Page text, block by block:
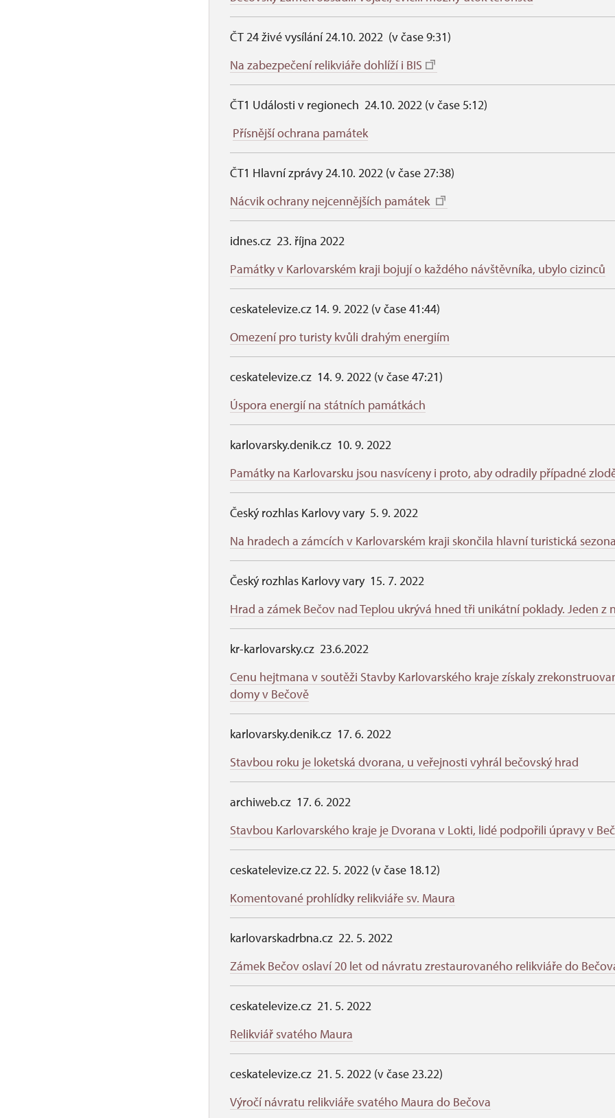
ČT 24 živé vysílání 24.10. 2022 (v čase 9:31)
Na zabezpečení relikviáře dohlíží i BIS
ČT1 Události v regionech 24.10. 2022 (v čase 5:12)
Přísnější ochrana památek
ČT1 Hlavní zprávy 24.10. 2022 (v čase 27:38)
Nácvik ochrany nejcennějších památek
idnes.cz 23. října 2022
Památky v Karlovarském kraji bojují o každého návštěvníka, ubylo cizinců
ceskatelevize.cz 14. 9. 2022 (v čase 41:44)
Omezení pro turisty kvůli drahým energiím
ceskatelevize.cz 14. 9. 2022 (v čase 47:21)
Úspora energií na státních památkách
karlovarsky.denik.cz 10. 9. 2022
Památky na Karlovarsku jsou nasvíceny i proto, aby odradily případné
Český rozhlas Karlovy vary 5. 9. 2022
Na hradech a zámcích v Karlovarském kraji skončila hlavní turistická
Český rozhlas Karlovy vary 15. 7. 2022
Hrad a zámek Bečov nad Teplou ukrývá hned tři unikátní poklady. Jeden z
kr-karlovarsky.cz 23.6.2022
Cenu hejtmana v soutěži Stavby Karlovarského kraje získaly
domy v Bečově
karlovarsky.denik.cz 17. 6. 2022
Stavbou roku je loketská dvorana, u veřejnosti vyhrál bečovský hrad
archiweb.cz 17. 6. 2022
Stavbou Karlovarského kraje je Dvorana v Lokti, lidé podpořili úpravy v
ceskatelevize.cz 22. 5. 2022 (v čase 18.12)
Komentované prohlídky relikviáře sv. Maura
karlovarskadrbna.cz 22. 5. 2022
Zámek Bečov oslaví 20 let od návratu zrestaurovaného relikviáře do
ceskatelevize.cz 21. 5. 2022
Relikviář svatého Maura
ceskatelevize.cz 21. 5. 2022 (v čase 23.22)
Výročí návratu relikviáře svatého Maura do Bečova